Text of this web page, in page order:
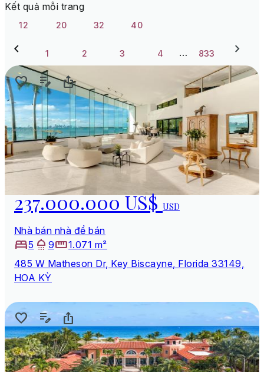
Kết quả mỗi trang
12 20 32 40
1 2 3 4 … 833
237.000.000 US$USD
Nhà bán nhà để bán
5
9
1.071 m²
485 W Matheson Dr, Key Biscayne, Florida 33149,
HOA KỲ